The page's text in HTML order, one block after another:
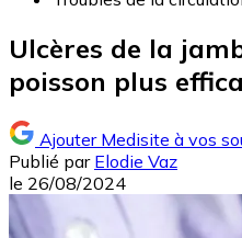
Ulcères de la
poisson plus
Ajouter Medisite à vos
Publié par Elodie Vaz
le 26/08/2024